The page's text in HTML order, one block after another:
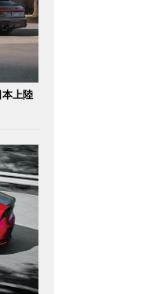
上陸